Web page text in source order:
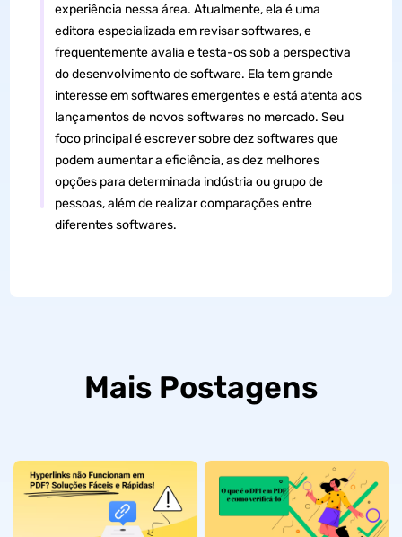
experiência nessa área. Atualmente, ela é uma
editora especializada em revisar softwares, e
frequentemente avalia e testa-os sob a perspectiva
do desenvolvimento de software. Ela tem grande
interesse em softwares emergentes e está atenta aos
lançamentos de novos softwares no mercado. Seu
foco principal é escrever sobre dez softwares que
podem aumentar a eficiência, as dez melhores
opções para determinada indústria ou grupo de
pessoas, além de realizar comparações entre
diferentes softwares.
Mais Postagens